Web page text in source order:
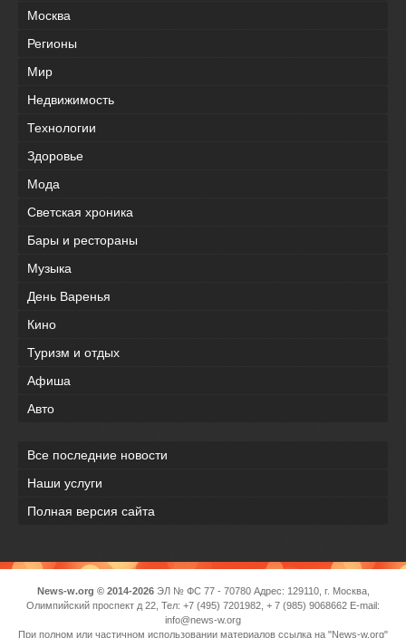
Москва
Регионы
Мир
Недвижимость
Технологии
Здоровье
Мода
Светская хроника
Бары и рестораны
Музыка
День Варенья
Кино
Туризм и отдых
Афиша
Авто
Все последние новости
Наши услуги
Полная версия сайта
News-w.org © 2014-2026ЭЛ № ФС 77 - 70780 Адрес: 129110, г. Москва,
Олимпийский проспект д 22, Тел: +7 (495) 7201982, + 7 (985) 9068662 E-mail:
info@news-w.org
При полном или частичном использовании материалов ссылка на "News-w.org"